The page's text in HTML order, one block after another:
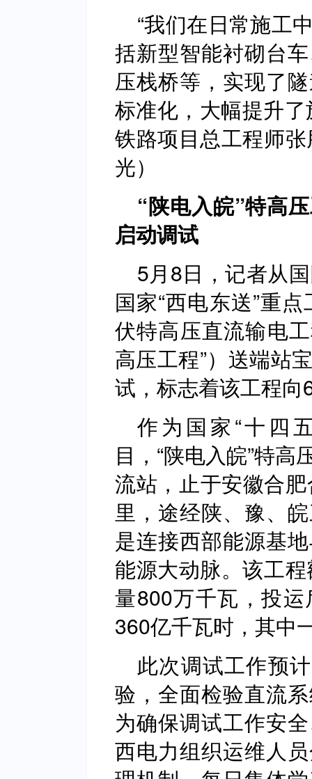
“我们在日常施工
括新型智能衬砌台
压栈桥等，实现了
标准化，大幅提升
铁路项目总工程师
光）
“陕电入皖”特高
启动调试
5月8日，记者从
国家“西电东送”重
伏特高压直流输电
高压工程”）送端站
试，标志着该工程
作为国家“十四
目，“陕电入皖”特
流站，止于安徽合
里，途经陕、豫、
是连接西部能源基
能源大动脉。该工
量800万千瓦，投
360亿千瓦时，其中
此次调试工作预
验，全面检验直流
为确保调试工作安
西电力组织运维人